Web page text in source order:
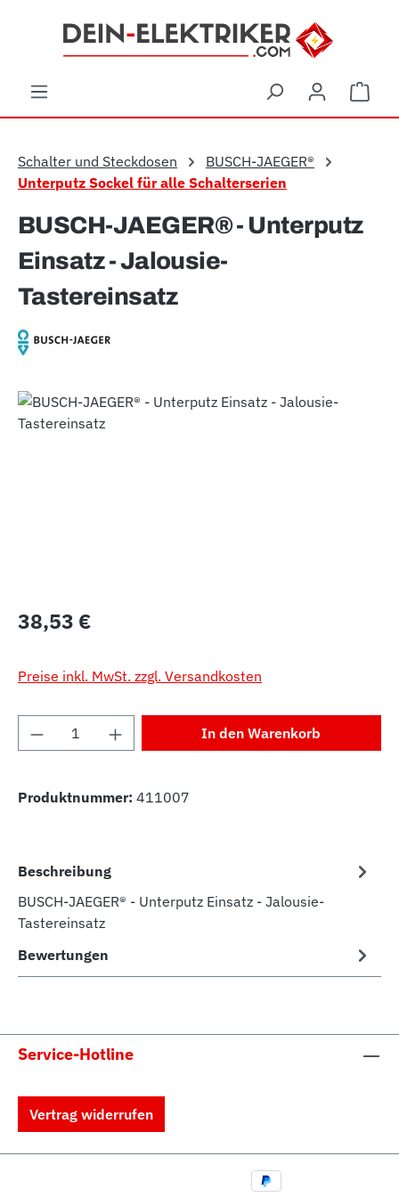
Zum Hauptinhalt springen
Schalter und Steckdosen
BUSCH-JAEGER®
Unterputz Sockel für alle Schalterserien
BUSCH-JAEGER® - Unterputz
Einsatz - Jalousie-
Tastereinsatz
Bildergalerie überspringen
Regulärer Preis:
38,53 €
Preise inkl. MwSt. zzgl. Versandkosten
Produkt Anzahl: Gib den gewünschten
In den Warenkorb
Produktnummer: 411007
Beschreibung
BUSCH-JAEGER® - Unterputz Einsatz - Jalousie-
Tastereinsatz
Bewertungen
Service-Hotline
Vertrag widerrufen